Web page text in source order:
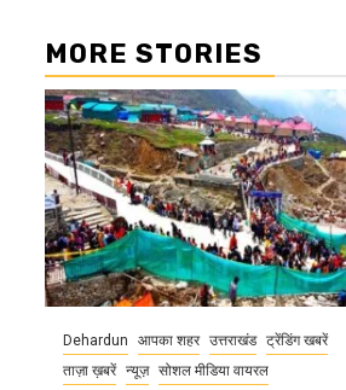
MORE STORIES
Dehardun आपका शहर उत्तराखंड ट्रेंडिंग खबरें
ताज़ा ख़बरें न्यूज़ सोशल मीडिया वायरल